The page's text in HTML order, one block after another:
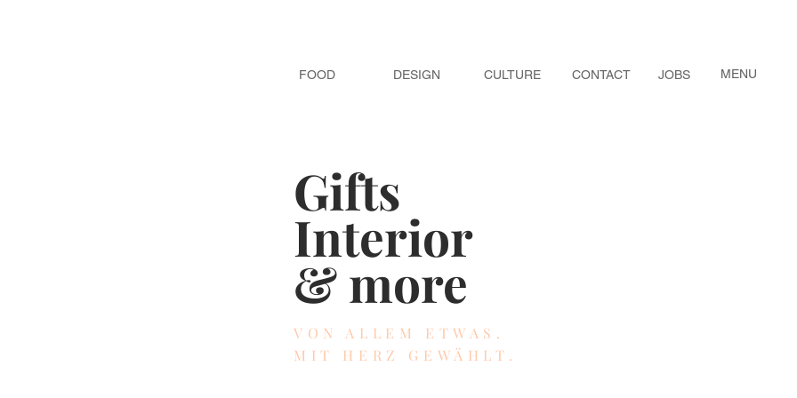
FOOD DESIGN CULTURE CONTACT JOBS MENU
Gifts
Interior
& more
VON ALLEM ETWAS.
MIT HERZ GEWÄHLT.